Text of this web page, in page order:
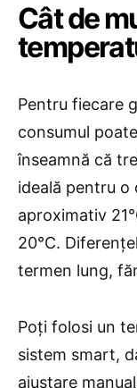
​Cât de
Pentru fiecare
consumul
înseamnă că
ideală pentru o
aproximativ
20°C.
termen lung,
Poți folosi un
sistem smart,
ajustare